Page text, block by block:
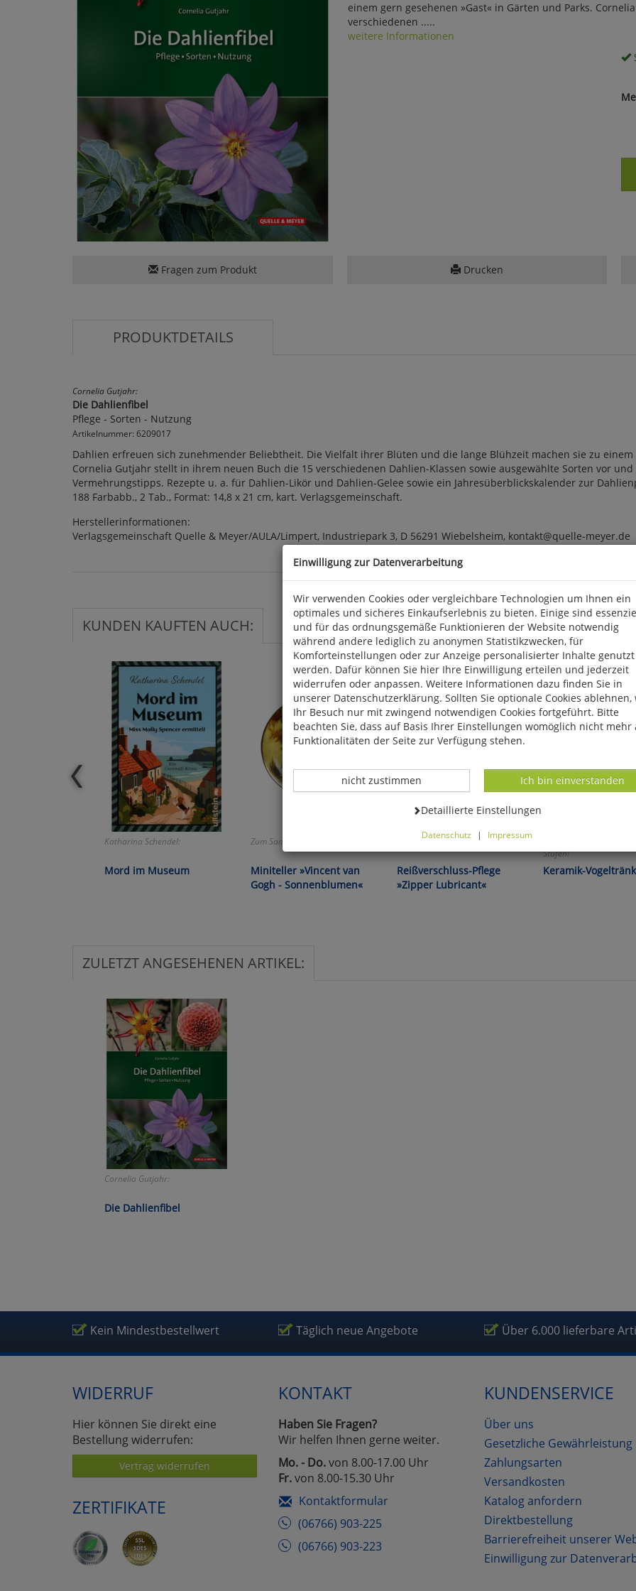
einem gern gesehenen »Gast« in Gärten und Parks.
verschiedenen .....
weitere Informationen
Fragen zum Produkt Drucken
PRODUKTDETAILS
Cornelia Gutjahr:
Die Dahlienfibel
Pflege - Sorten - Nutzung
Artikelnummer: 6209017
Dahlien erfreuen sich zunehmender Beliebtheit. Die Vielfalt ihrer Blüten und die lange Blühzeit machen sie zu einem
Cornelia Gutjahr stellt in ihrem neuen Buch die 15 verschiedenen Dahlien-Klassen sowie ausgewählte Sorten vor
Vermehrungstipps. Rezepte u. a. für Dahlien-Likör und Dahlien-Gelee sowie ein Jahresüberblickskalender zur
188 Farbabb., 2 Tab., Format: 14,8 x 21 cm, kart. Verlagsgemeinschaft.
Herstellerinformationen:
Verlagsgemeinschaft Quelle & Meyer/AULA/Limpert, Industriepark 3, D 56291 Wiebelsheim, kontakt@quelle-meyer.de
KUNDEN KAUFTEN AUCH:
Katharina Schendel:
Mord im Museum
Zum Sammeln oder Verschenken!
Miniteller »Vincent van
Gogh - Sonnenblumen«
Reinigt, schmiert und schützt!
Reißverschluss-Pflege
»Zipper Lubricant«
Stufen!
Keramik-
ZULETZT ANGESEHENEN ARTIKEL:
Cornelia Gutjahr:
Die Dahlienfibel
Kein Mindestbestellwert Täglich neue Angebote Über 6.000 lieferbare
WIDERRUF
Hier können Sie direkt eine
Bestellung widerrufen:
Vertrag widerrufen
ZERTIFIKATE
KONTAKT
Haben Sie Fragen?
Wir helfen Ihnen gerne weiter.
Mo. - Do.von 8.00-17.00 Uhr
Fr.von 8.00-15.30 Uhr
Kontaktformular
(06766) 903-225
(06766) 903-223
KUNDENSERVICE
Über uns
Gesetzliche Gewährleistung
Zahlungsarten
Versandkosten
Katalog anfordern
Direktbestellung
Barrierefreiheit unserer
Einwilligung zur
Einwilligung zur Datenverarbeitung
Wir verwenden Cookies oder vergleichbare Technologien um Ihnen ein
optimales und sicheres Einkaufserlebnis zu bieten. Einige sind
und für das ordnungsgemäße Funktionieren der Website notwendig
während andere lediglich zu anonymen Statistikzwecken, für
Komforteinstellungen oder zur Anzeige personalisierter Inhalte genutzt
werden. Dafür können Sie hier Ihre Einwilligung erteilen und jederzeit
widerrufen oder anpassen. Weitere Informationen dazu finden Sie in
unserer Datenschutzerklärung. Sollten Sie optionale Cookies ablehnen,
Ihr Besuch nur mit zwingend notwendigen Cookies fortgeführt. Bitte
beachten Sie, dass auf Basis Ihrer Einstellungen womöglich nicht mehr
Funktionalitäten der Seite zur Verfügung stehen.
Datenverarbeitung -
Ich bin einverstanden
Datenverarbeitung -
nicht zustimmen
Datenverarbeitung -
Detaillierte Einstellungen
Datenschutz | Impressum
Cookies ablehnen, wird Ihr Besuch nur mit zwingend notwendigen
fortgeführt. Bitte beachten Sie, dass auf Basis Ihrer Einstellungen
nicht mehr alle Funktionalitäten der Seite zur Verfügung stehen.